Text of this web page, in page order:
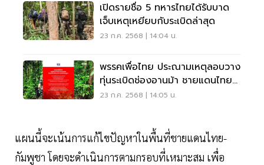
เปิดรายชื่อ 5 ทหารไทยได้รับบาด
เจ็บเหตุเหยียบกับระเบิดล่าสุด
23 ก.ค. 2568 | 14:04 น.
พรรคเพื่อไทย ประณามเหตุลอบวาง
ทุ่นระเบิดช่องอานม้า ชายแดนไทย-
กัมพูชา
23 ก.ค. 2568 | 14:05 น.
แผนนี้จะเน้นการแก้ไขปัญหาในพื้นที่ชายแดนไทย-
กัมพูชา โดยจะดำเนินการตามกรอบที่เหมาะสม เพื่อ